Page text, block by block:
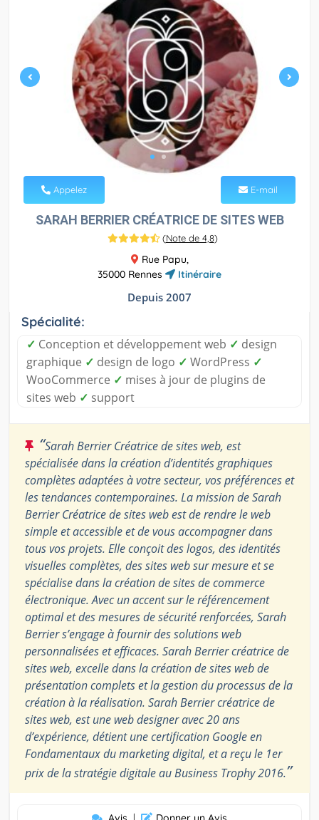
Appelez E-mail
SARAH BERRIER CRÉATRICE DE SITES WEB
(Note de 4,8)
Rue Papu,
35000 Rennes
Itinéraire
Depuis 2007
Spécialité:
✓ Conception et développement web ✓ design
graphique ✓ design de logo ✓ WordPress ✓
WooCommerce ✓ mises à jour de plugins de
sites web ✓ support
“Sarah Berrier Créatrice de sites web, est
spécialisée dans la création d’identités graphiques
complètes adaptées à votre secteur, vos préférences et
les tendances contemporaines. La mission de Sarah
Berrier Créatrice de sites web est de rendre le web
simple et accessible et de vous accompagner dans
tous vos projets. Elle conçoit des logos, des identités
visuelles complètes, des sites web sur mesure et se
spécialise dans la création de sites de commerce
électronique. Avec un accent sur le référencement
optimal et des mesures de sécurité renforcées, Sarah
Berrier s’engage à fournir des solutions web
personnalisées et efficaces. Sarah Berrier créatrice de
sites web, excelle dans la création de sites web de
présentation complets et la gestion du processus de la
création à la réalisation. Sarah Berrier créatrice de
sites web, est une web designer avec 20 ans
d’expérience, détient une certification Google en
Fondamentaux du marketing digital, et a reçu le 1er
prix de la stratégie digitale au Business Trophy 2016.”
|